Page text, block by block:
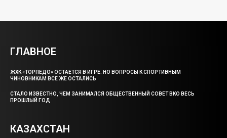
ГЛАВНОЕ
ЖХК «ТОРПЕДО» ОСТАЕТСЯ В ИГРЕ. НО ВОПРОСЫ К СПОРТИВНЫМ
ЧИНОВНИКАМ ВСЕ ЖЕ ОСТАЛИСЬ
СТАЛО ИЗВЕСТНО, ЧЕМ ЗАНИМАЛСЯ ОБЩЕСТВЕННЫЙ СОВЕТ ВКО ВЕСЬ
ПРОШЛЫЙ ГОД
КАЗАХСТАН